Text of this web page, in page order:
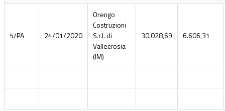
5/PA 24/01/2020
Orengo
Costruzioni
S.r.l. di
Vallecrosia
(IM)
30.028,69 6.606,31